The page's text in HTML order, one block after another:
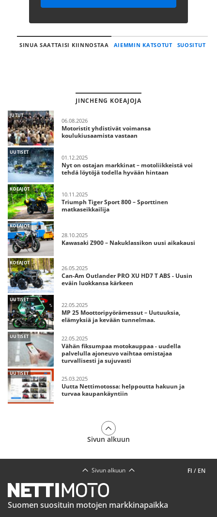
SINUA SAATTAISI KIINNOSTAA AIEMMIN KATSOTUT SUOSITUT
JINCHENG KOEAJOJA
JUTUT
06.08.2026
Motoristit yhdistivät voimansa
koulukiusaamista vastaan
UUTISET
01.12.2025
Nyt on ostajan markkinat – motoliikkeistä voi
tehdä löytöjä todella hyvään hintaan
KOEAJOT
10.11.2025
Triumph Tiger Sport 800 – Sporttinen
matkaseikkailija
KOEAJOT
28.10.2025
Kawasaki Z900 – Nakuklassikon uusi aikakausi
KOEAJOT
26.05.2025
Can-Am Outlander PRO XU HD7 T ABS - Uusin
eväin luokkansa kärkeen
UUTISET
22.05.2025
MP 25 Moottoripyörämessut – Uutuuksia,
elämyksiä ja kevään tunnelmaa.
UUTISET 22.05.2025
Vähän fiksumpaa motokauppaa - uudella
palvelulla ajoneuvo vaihtaa omistajaa
turvallisesti ja sujuvasti
UUTISET
25.03.2025
Uutta Nettimotossa: helppoutta hakuun ja
turvaa kaupankäyntiin
Sivun alkuun
FI / EN
Sivun alkuun
Suomen suosituin motojen markkinapaikka